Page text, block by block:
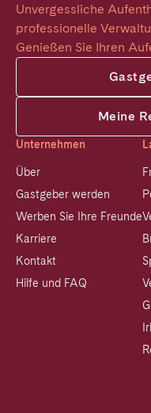
Unvergessliche
professionelle
Genießen Sie Ihren
Meine
Unternehmen
Über
Gastgeber werden
Werben Sie Ihre Freunde
Karriere
Kontakt
Hilfe und FAQ